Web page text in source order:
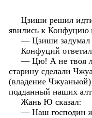
Цзиши решил идти
явились к Конфуцию
— Цзиши задумал
Конфуций
— Цю! А не твоя ли
старину сделали
(владение Чжуаньюй)
подданный наших
Жань Ю сказал:
— Наш господин